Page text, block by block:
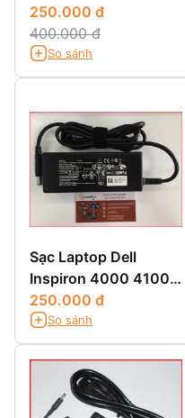
3451,3451,14 3000
3451,14-3451
250.000 đ
400.000 đ
So sánh
Sạc Laptop Dell
Inspiron 4000 4100
4150
250.000 đ
So sánh